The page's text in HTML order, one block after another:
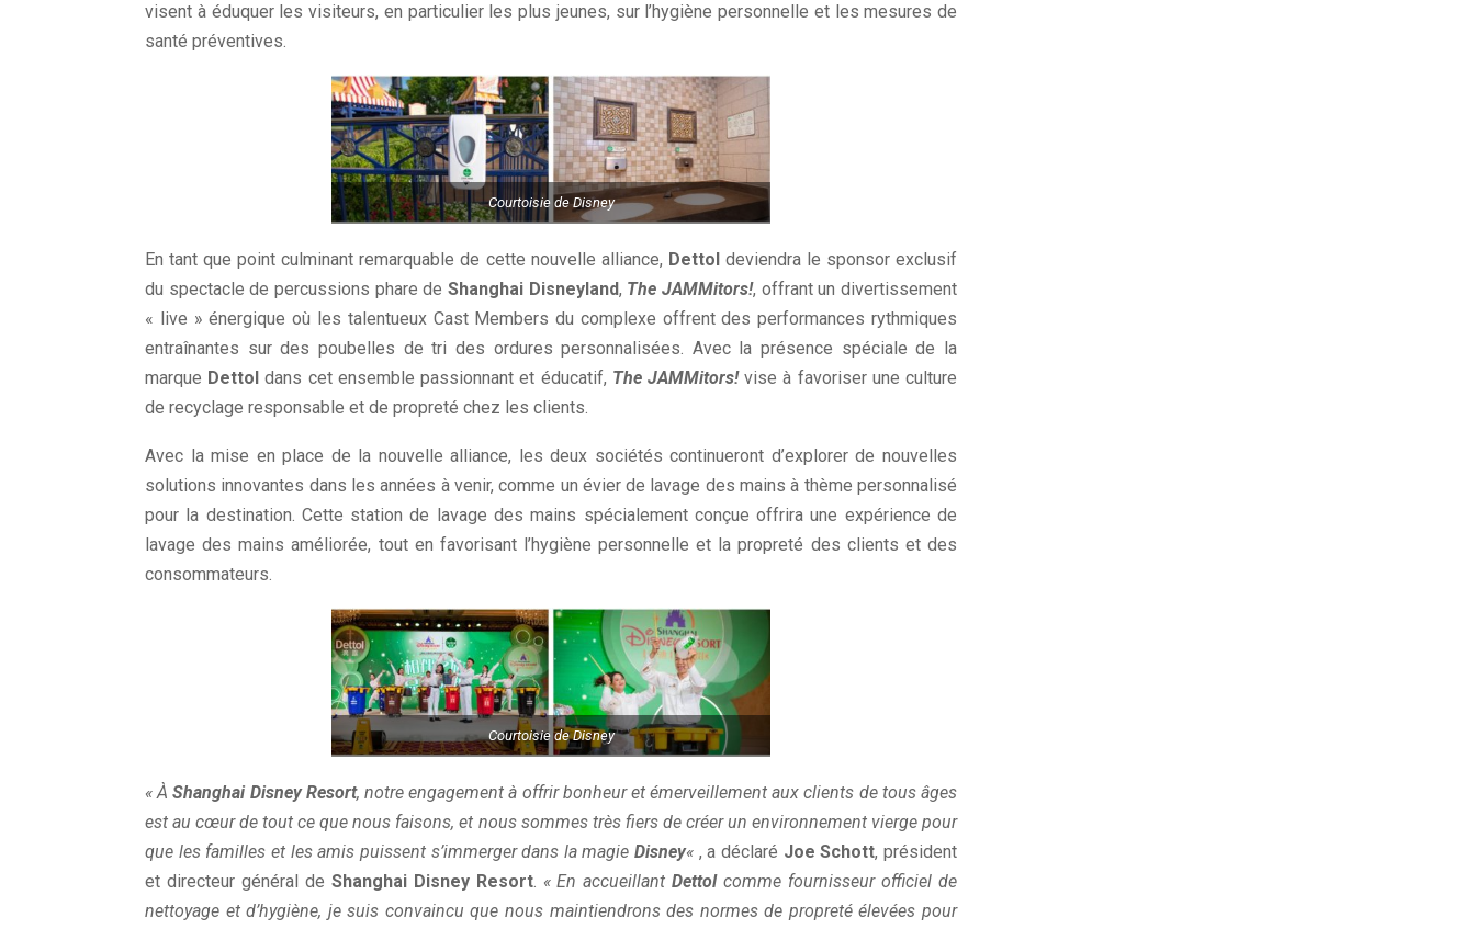
visent à éduquer les visiteurs, en particulier les plus jeunes, sur l’hygiène personnelle et les mesures de
santé préventives.
Courtoisie de Disney
En tant que point culminant remarquable de cette nouvelle alliance, Dettol deviendra le sponsor exclusif
du spectacle de percussions phare de Shanghai Disneyland, The JAMMitors!, offrant un divertissement
« live » énergique où les talentueux Cast Members du complexe offrent des performances rythmiques
entraînantes sur des poubelles de tri des ordures personnalisées. Avec la présence spéciale de la
marque Dettol dans cet ensemble passionnant et éducatif, The JAMMitors!vise à favoriser une culture
de recyclage responsable et de propreté chez les clients.
Avec la mise en place de la nouvelle alliance, les deux sociétés continueront d’explorer de nouvelles
solutions innovantes dans les années à venir, comme un évier de lavage des mains à thème personnalisé
pour la destination. Cette station de lavage des mains spécialement conçue offrira une expérience de
lavage des mains améliorée, tout en favorisant l’hygiène personnelle et la propreté des clients et des
consommateurs.
Courtoisie de Disney
« ÀShanghai Disney Resort, notre engagement à offrir bonheur et émerveillement aux clients de tous âges
est au cœur de tout ce que nous faisons, et nous sommes très fiers de créer un environnement vierge pour
que les familles et les amis puissent s’immerger dans la magieDisney« , a déclaré Joe Schott, président
et directeur général de Shanghai Disney Resort. « En accueillantDettolcomme fournisseur officiel de
nettoyage et d’hygiène, je suis convaincu que nous maintiendrons des normes de propreté élevées pour